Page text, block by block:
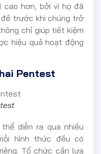
hơn, bởi vì họ đã
trước khi chúng trở
chỉ giúp tiết kiệm
hiệu quả hoạt động
Pentest
diễn ra qua nhiều
hình thức đều có
Tổ chức cần lựa